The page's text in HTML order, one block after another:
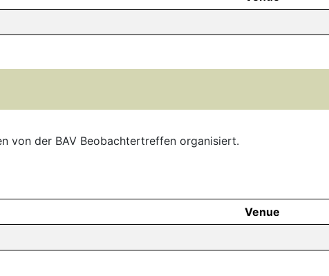
von der BAV Beobachtertreffen organisiert.
Venue